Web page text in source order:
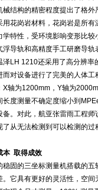
械结构的精密程度提出了格
用花岗岩材料，花岗岩是所
学特性，受环境影响变形比
浮导轨和高精度手工研磨导
泽LH 1210还采用了高分辨率
而对设备进行了完美的人体
X轴为1200mm，Y轴为
长度测量不确定度缩小到
备。对此，航亚张雷雨工程
了从无法检测到可以检测的
本 取得成效
稳固的三坐标测量机搭载的
。它具有更好的灵活性，空